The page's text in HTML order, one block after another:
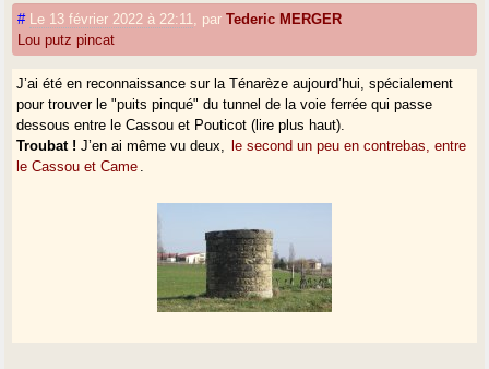
# Le 13 février 2022 à 22:11 parTederic MERGER
Lou putz pincat
J’ai été en reconnaissance sur la Ténarèze aujourd’hui, spécialement
pour trouver le "puits pinqué" du tunnel de la voie ferrée qui passe
dessous entre le Cassou et Pouticot (lire plus haut).
Troubat ! J’en ai même vu deux,
le second un peu en contrebas, entre
le Cassou et Came